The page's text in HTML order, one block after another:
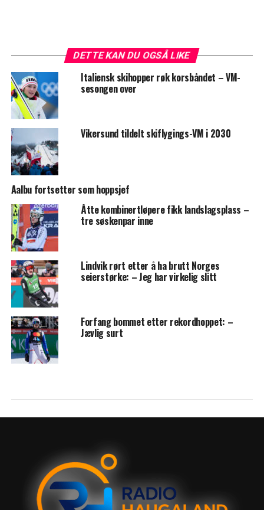
DETTE KAN DU OGSÅ LIKE
Italiensk skihopper røk korsbåndet – VM-
sesongen over
Vikersund tildelt skiflygings-VM i 2030
Aalbu fortsetter som hoppsjef
Åtte kombinertløpere fikk landslagsplass –
tre søskenpar inne
Lindvik rørt etter å ha brutt Norges
seierstørke: – Jeg har virkelig slitt
Forfang bommet etter rekordhoppet: –
Jævlig surt